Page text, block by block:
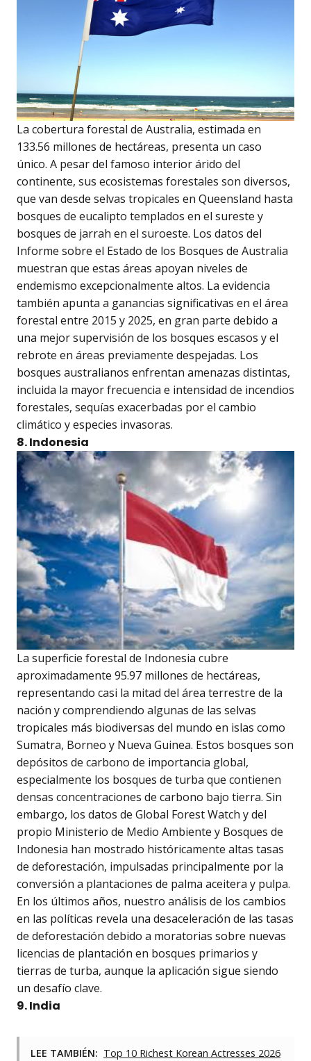
La cobertura forestal de Australia, estimada en
133.56 millones de hectáreas, presenta un caso
único. A pesar del famoso interior árido del
continente, sus ecosistemas forestales son diversos,
que van desde selvas tropicales en Queensland hasta
bosques de eucalipto templados en el sureste y
bosques de jarrah en el suroeste. Los datos del
Informe sobre el Estado de los Bosques de Australia
muestran que estas áreas apoyan niveles de
endemismo excepcionalmente altos. La evidencia
también apunta a ganancias significativas en el área
forestal entre 2015 y 2025, en gran parte debido a
una mejor supervisión de los bosques escasos y el
rebrote en áreas previamente despejadas. Los
bosques australianos enfrentan amenazas distintas,
incluida la mayor frecuencia e intensidad de incendios
forestales, sequías exacerbadas por el cambio
climático y especies invasoras.
8. Indonesia
La superficie forestal de Indonesia cubre
aproximadamente 95.97 millones de hectáreas,
representando casi la mitad del área terrestre de la
nación y comprendiendo algunas de las selvas
tropicales más biodiversas del mundo en islas como
Sumatra, Borneo y Nueva Guinea. Estos bosques son
depósitos de carbono de importancia global,
especialmente los bosques de turba que contienen
densas concentraciones de carbono bajo tierra. Sin
embargo, los datos de Global Forest Watch y del
propio Ministerio de Medio Ambiente y Bosques de
Indonesia han mostrado históricamente altas tasas
de deforestación, impulsadas principalmente por la
conversión a plantaciones de palma aceitera y pulpa.
En los últimos años, nuestro análisis de los cambios
en las políticas revela una desaceleración de las tasas
de deforestación debido a moratorias sobre nuevas
licencias de plantación en bosques primarios y
tierras de turba, aunque la aplicación sigue siendo
un desafío clave.
9. India
LEE TAMBIÉN: Top 10 Richest Korean Actresses 2026